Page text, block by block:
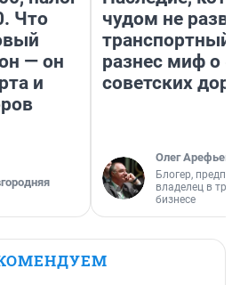
Что
— он
и
чудом не
транспортный
разнес миф о
советских
Олег Арефьев
Блогер,
владелец в
бизнесе